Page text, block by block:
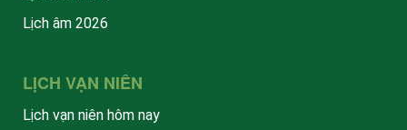
Lịch âm 2026
LỊCH VẠN NIÊN
Lịch vạn niên hôm nay